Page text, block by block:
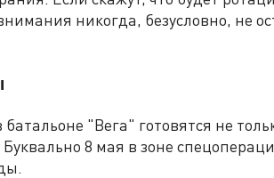
никогда, безусловно, не
"Вега" готовятся не
8 мая в зоне